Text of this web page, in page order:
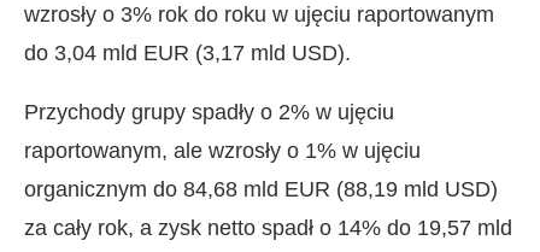
wzrosły o 3% rok do roku w ujęciu raportowanym
do 3,04 mld EUR (3,17 mld USD).
Przychody grupy spadły o 2% w ujęciu
raportowanym, ale wzrosły o 1% w ujęciu
organicznym do 84,68 mld EUR (88,19 mld USD)
za cały rok, a zysk netto spadł o 14% do 19,57 mld